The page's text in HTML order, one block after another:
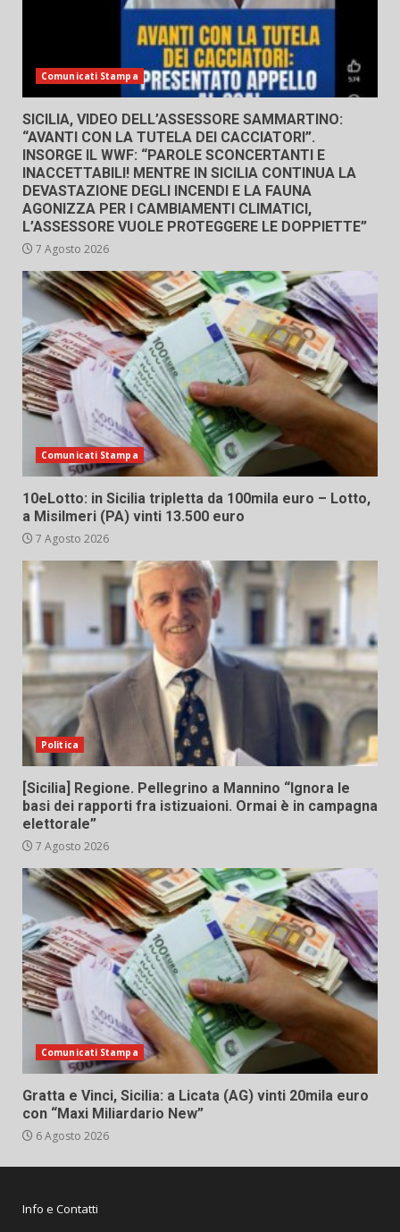
Comunicati Stampa
SICILIA, VIDEO DELL’ASSESSORE SAMMARTINO:
“AVANTI CON LA TUTELA DEI CACCIATORI”.
INSORGE IL WWF: “PAROLE SCONCERTANTI E
INACCETTABILI! MENTRE IN SICILIA CONTINUA LA
DEVASTAZIONE DEGLI INCENDI E LA FAUNA
AGONIZZA PER I CAMBIAMENTI CLIMATICI,
L’ASSESSORE VUOLE PROTEGGERE LE DOPPIETTE”
7 Agosto 2026
Comunicati Stampa
10eLotto: in Sicilia tripletta da 100mila euro – Lotto,
a Misilmeri (PA) vinti 13.500 euro
7 Agosto 2026
Politica
[Sicilia] Regione. Pellegrino a Mannino “Ignora le
basi dei rapporti fra istizuaioni. Ormai è in campagna
elettorale”
7 Agosto 2026
Comunicati Stampa
Gratta e Vinci, Sicilia: a Licata (AG) vinti 20mila euro
con “Maxi Miliardario New”
6 Agosto 2026
Info e Contatti